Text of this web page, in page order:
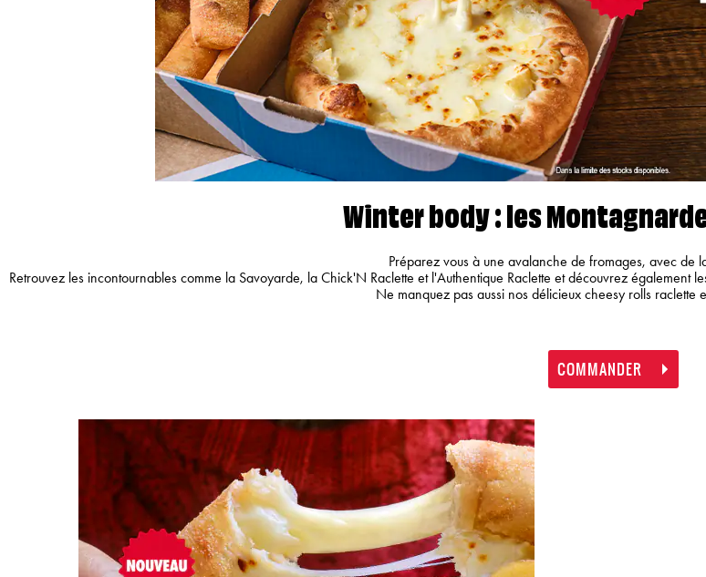
Winter body : les
Préparez vous à une avalanche de fromages, avec de
Retrouvez les incontournables comme la Savoyarde, la Chick'N Raclette et l'Authentique Raclette et découvrez également
Ne manquez pas aussi nos délicieux cheesy rolls raclette
COMMANDER